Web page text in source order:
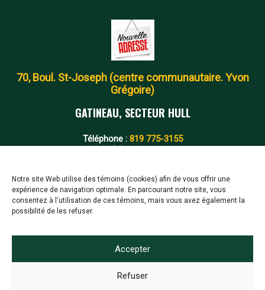
Notre site Web utilise des témoins (cookies) afin de vous offrir une
expérience de navigation optimale. En parcourant notre site, vous
consentez à l'utilisation de ces témoins, mais vous avez également la
possibilité de les refuser.
Accepter
Refuser
70, Boul. St-Joseph (centre communautaire. Yvon
Grégoire)
GATINEAU, SECTEUR HULL
Téléphone : 819 775-3155
info@fcgatineau.ca
SUIVEZ-NOUS
© 2016-2026 FC Gatineau - Tous droits réservés